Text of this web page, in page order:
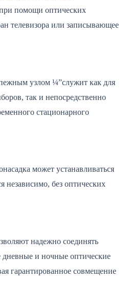
помощи оптических
телевизора или записывающее
узлом ¼”служит как для
так и непосредственно
стационарного
может устанавливаться
независимо, без оптических
надежно соединять
дневные и ночные оптические
гарантированное совмещение